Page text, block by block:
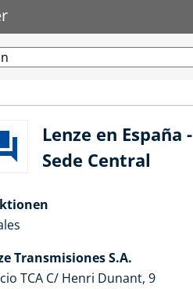
Lenze en España -
Sede Central
Transmisiones S.A.
TCA C/ Henri Dunant, 9